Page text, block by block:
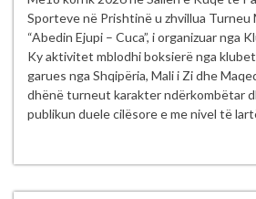
Sporteve në Prishtinë u zhvillua Turneu
“Abedin Ejupi – Cuca”, i organizuar nga
Ky aktivitet mblodhi boksierë nga
garues nga Shqipëria, Mali i Zi dhe
dhënë turneut karakter ndërkombëtar
publikun duele cilësore e me nivel të